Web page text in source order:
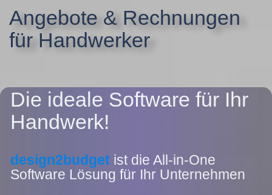
Angebote & Rechnungen
für Handwerker
Die ideale Software für Ihr
Handwerk!
design2budget ist die All-in-One
Software Lösung für Ihr Unternehmen